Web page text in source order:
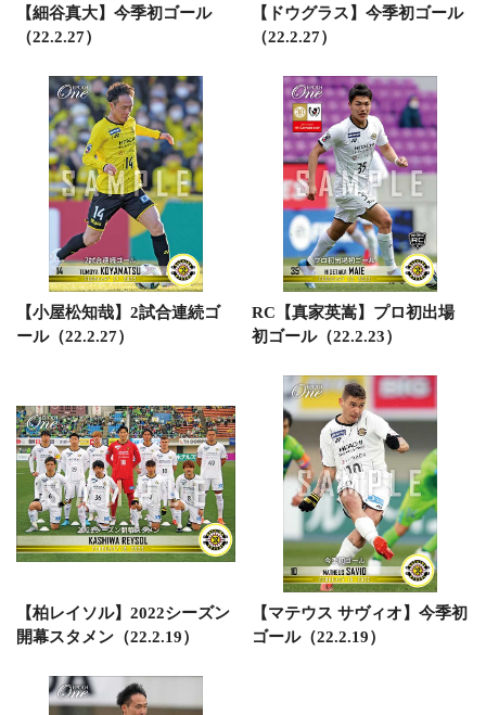
【細谷真大】今季初ゴール
（22.2.27）
【ドウグラス】今季初ゴール
（22.2.27）
【小屋松知哉】2試合連続ゴ
ール（22.2.27）
RC【真家英嵩】プロ初出場
初ゴール（22.2.23）
【柏レイソル】2022シーズン
開幕スタメン（22.2.19）
【マテウス サヴィオ】今季初
ゴール（22.2.19）